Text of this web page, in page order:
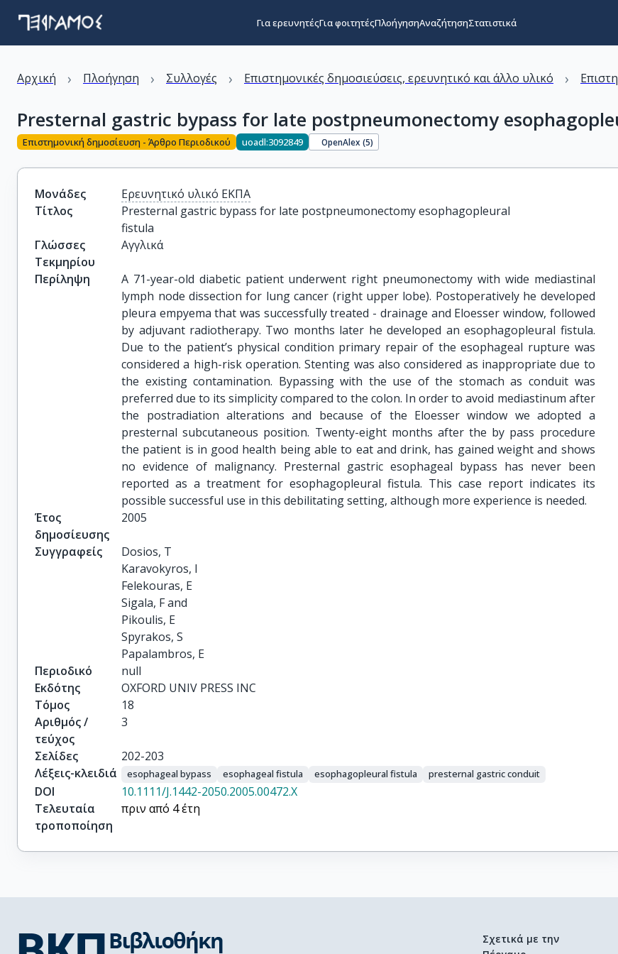
Για ερευνητέςΓια φοιτητέςΠλοήγησηΑναζήτησηΣτατιστικά
Αρχική › Πλοήγηση › Συλλογές › Επιστημονικές δημοσιεύσεις, ερευνητικό και άλλο υλικό ›
Presternal gastric bypass for late postpneumonectomy
Επιστημονική δημοσίευση - Άρθρο Περιοδικού uoadl:3092849 OpenAlex (5)
Μονάδες
Ερευνητικό υλικό ΕΚΠΑ
Τίτλος
Presternal gastric bypass for late postpneumonectomy esophagopleural
fistula
Γλώσσες
Τεκμηρίου
Αγγλικά
Περίληψη
A 71-year-old diabetic patient underwent right pneumonectomy with wide mediastinal
lymph node dissection for lung cancer (right upper lobe). Postoperatively he developed
pleura empyema that was successfully treated - drainage and Eloesser window, followed
by adjuvant radiotherapy. Two months later he developed an esophagopleural fistula.
Due to the patient’s physical condition primary repair of the esophageal rupture was
considered a high-risk operation. Stenting was also considered as inappropriate due to
the existing contamination. Bypassing with the use of the stomach as conduit was
preferred due to its simplicity compared to the colon. In order to avoid mediastinum after
the postradiation alterations and because of the Eloesser window we adopted a
presternal subcutaneous position. Twenty-eight months after the by pass procedure
the patient is in good health being able to eat and drink, has gained weight and shows
no evidence of malignancy. Presternal gastric esophageal bypass has never been
reported as a treatment for esophagopleural fistula. This case report indicates its
possible successful use in this debilitating setting, although more experience is needed.
Έτος
δημοσίευσης
2005
Συγγραφείς
Dosios, T
Karavokyros, I
Felekouras, E
Sigala, F and
Pikoulis, E
Spyrakos, S
Papalambros, E
Περιοδικό
null
Εκδότης
OXFORD UNIV PRESS INC
Τόμος
18
Αριθμός /
τεύχος
3
Σελίδες
202-203
Λέξεις-κλειδιά
esophageal bypass esophageal fistula esophagopleural fistula presternal gastric conduit
DOI
10.1111/J.1442-2050.2005.00472.X
Τελευταία
τροποποίηση
πριν από 4 έτη
Σχετικά με την